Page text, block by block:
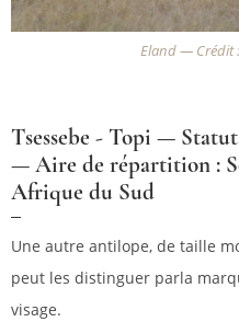
Eland — Crédit
Tsessebe - Topi —
— Aire de répartition :
Afrique du Sud
Une autre antilope, de taille
peut les distinguer parla
visage.